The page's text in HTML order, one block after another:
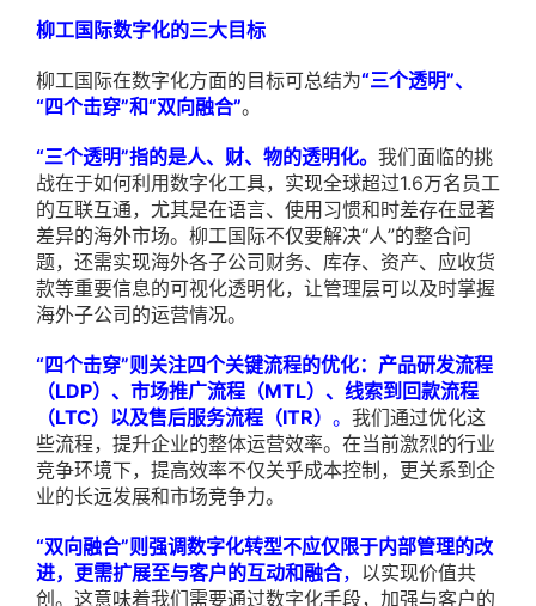
柳工国际数字化的三大目标
柳工国际在数字化方面的目标可总结为“三个透明”、
“四个击穿”和“双向融合”。
“三个透明”指的是人、财、物的透明化。 我们面临的挑
战在于如何利用数字化工具，实现全球超过1.6万名员工
的互联互通，尤其是在语言、使用习惯和时差存在显著
差异的海外市场。柳工国际不仅要解决“人”的整合问
题，还需实现海外各子公司财务、库存、资产、应收货
款等重要信息的可视化透明化，让管理层可以及时掌握
海外子公司的运营情况。
“四个击穿”则关注四个关键流程的优化：产品研发流程
（LDP）、市场推广流程（MTL）、线索到回款流程
（LTC）以及售后服务流程（ITR） 。 我们通过优化这
些流程，提升企业的整体运营效率。在当前激烈的行业
竞争环境下，提高效率不仅关乎成本控制，更关系到企
业的长远发展和市场竞争力。
“双向融合”则强调数字化转型不应仅限于内部管理的改
进，更需扩展至与客户的互动和融合， 以实现价值共
创。这意味着我们需要通过数字化手段，加强与客户的